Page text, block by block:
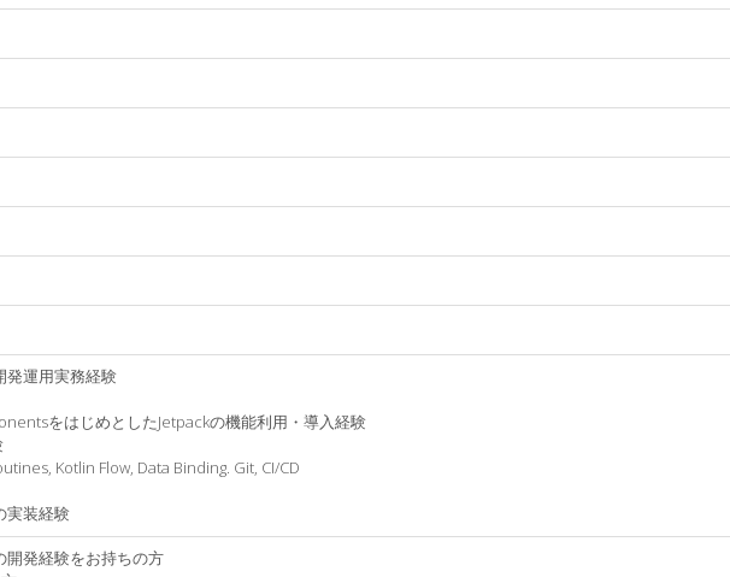
発運用実務経験
をはじめとしたJetpackの機能利用・導入経験
Kotlin Flow, Data Binding. Git, CI/CD
実装経験
開発経験をお持ちの方